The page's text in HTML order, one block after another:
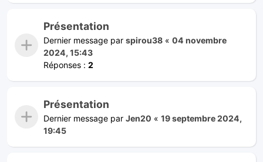
Présentation
Dernier message par spirou38 « 04 novembre
2024, 15:43
Réponses : 2
Présentation
Dernier message par Jen20 « 19 septembre 2024,
19:45